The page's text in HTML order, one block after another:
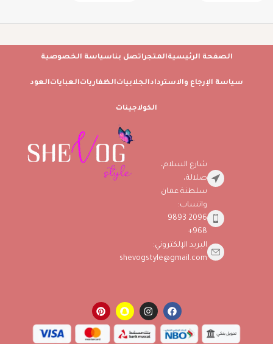
الصفحة الرئيسيةالمتجراتصل بناسياسة الخصوصية
سياسة الإرجاع والاستردادالجلابياتالظفارياتالعباياتالعود
الكولاجينات
شارع السلام،
صلالة،
سلطنة عمان
واتساب:
2096 9893
968+
البريد الإلكتروني:
shevogstyle@gmail.com